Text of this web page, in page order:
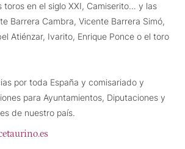
toros en el siglo XXI, Camiserito… y las
Barrera Cambra, Vicente Barrera Simó,
Atiénzar, Ivarito, Enrique Ponce o el toro
por toda España y comisariado y
para Ayuntamientos, Diputaciones y
de nuestro país.